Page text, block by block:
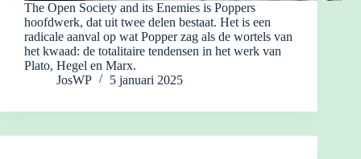
The Open Society and its Enemies is Poppers
hoofdwerk, dat uit twee delen bestaat. Het is een
radicale aanval op wat Popper zag als de wortels van
het kwaad: de totalitaire tendensen in het werk van
Plato, Hegel en Marx.
JosWP
5 januari 2025